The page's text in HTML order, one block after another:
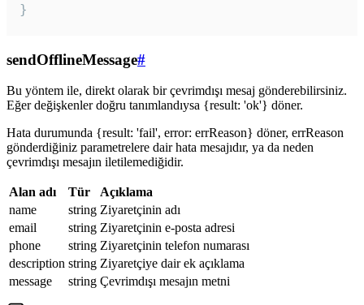
}
sendOfflineMessage#
Bu yöntem ile, direkt olarak bir çevrimdışı mesaj gönderebilirsiniz.
Eğer değişkenler doğru tanımlandıysa {result: 'ok'} döner.
Hata durumunda {result: 'fail', error: errReason} döner, errReason
gönderdiğiniz parametrelere dair hata mesajıdır, ya da neden
çevrimdışı mesajın iletilemediğidir.
Alan adı Tür
Açıklama
name
string Ziyaretçinin adı
email
string Ziyaretçinin e-posta adresi
phone
string Ziyaretçinin telefon numarası
description string Ziyaretçiye dair ek açıklama
message
string Çevrimdışı mesajın metni